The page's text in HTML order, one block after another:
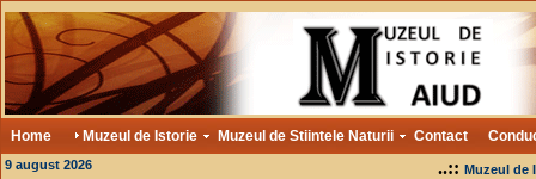
Home Muzeul de Istorie Muzeul de Stiintele Naturii Contact
9 august 2026 ..:: Muzeul de